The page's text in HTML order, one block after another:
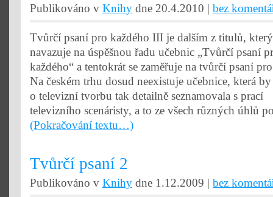
Publikováno v Knihy dne 20.4.2010 | bez
Tvůrčí psaní pro každého III je dalším z titulů, který
navazuje na úspěšnou řadu učebnic „Tvůrčí psaní
každého“ a tentokrát se zaměřuje na tvůrčí psaní
Na českém trhu dosud neexistuje učebnice, která by
o televizní tvorbu tak detailně seznamovala s prací
televizního scenáristy, a to ze všech různých úhlů
(Pokračování textu…)
Tvůrčí psaní 2
Publikováno v Knihy dne 1.12.2009 | bez